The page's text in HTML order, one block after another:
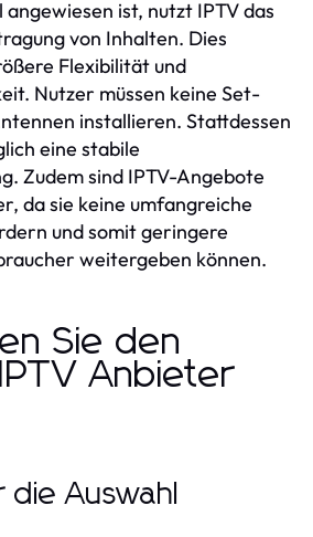
ist, nutzt IPTV das
von Inhalten. Dies
Flexibilität und
Nutzer müssen keine Set-
installieren. Stattdessen
eine stabile
Zudem sind IPTV-Angebote
da sie keine umfangreiche
und somit geringere
weitergeben können.
Sie den
Anbieter
Auswahl